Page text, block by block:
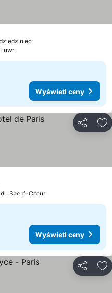
Wyświetl ceny
du Sacré-Coeur
Wyświetl ceny